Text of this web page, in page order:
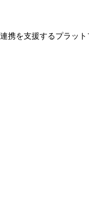
携を支援するプラッ